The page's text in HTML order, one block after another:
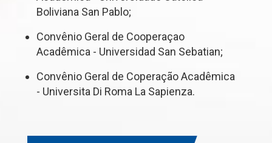
Boliviana San Pablo;
Convênio Geral de Cooperaçao
Acadêmica - Universidad San Sebatian;
Convênio Geral de Coperação Acadêmica
- Universita Di Roma La Sapienza.